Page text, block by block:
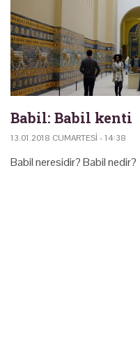
Babil: Babil kenti
13.01.2018 CUMARTESI - 14:38
Babil neresidir? Babil nedir?